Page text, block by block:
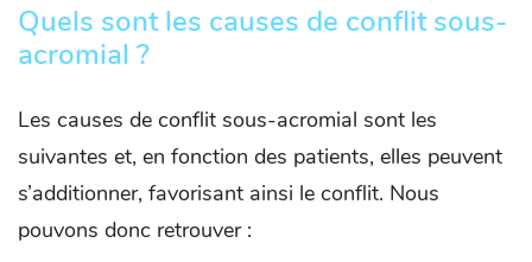
Quels sont les causes de conflit sous-
acromial ?
Les causes de conflit sous-acromial sont les
suivantes et, en fonction des patients, elles peuvent
s’additionner, favorisant ainsi le conflit. Nous
pouvons donc retrouver :